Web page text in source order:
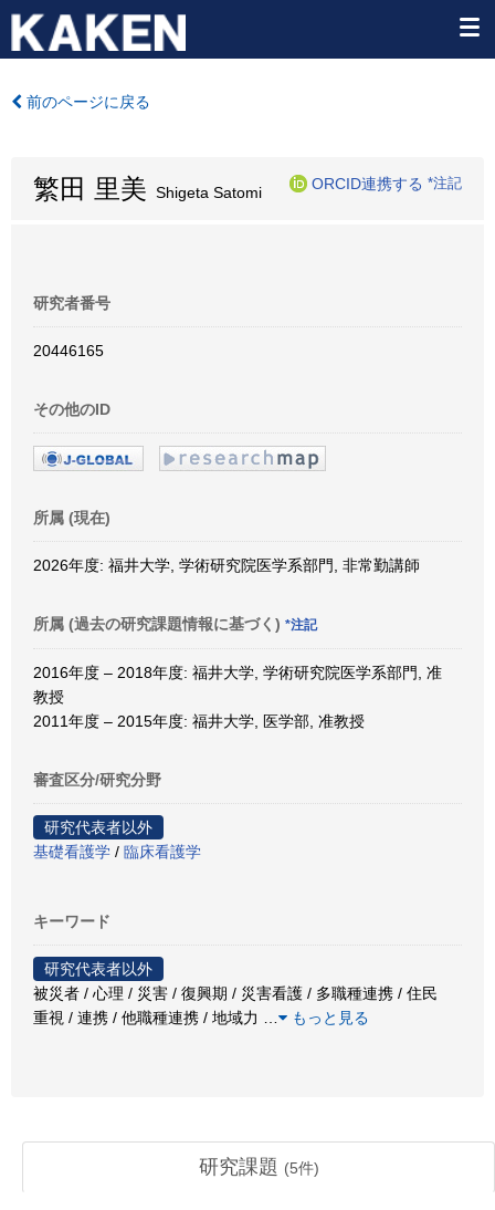
前のページに戻る
繁田 里美 Shigeta Satomi
ORCID連携する *注記
研究者番号
20446165
その他のID
所属 (現在)
2026年度: 福井大学, 学術研究院医学系部門, 非常勤講師
所属 (過去の研究課題情報に基づく) *注記
2016年度 – 2018年度: 福井大学, 学術研究院医学系部門, 准
教授
2011年度 – 2015年度: 福井大学, 医学部, 准教授
審査区分/研究分野
研究代表者以外
基礎看護学 / 臨床看護学
キーワード
研究代表者以外
被災者 / 心理 / 災害 / 復興期 / 災害看護 / 多職種連携 / 住民
重視 / 連携 / 他職種連携 / 地域力
もっと見る
研究課題 (5件)